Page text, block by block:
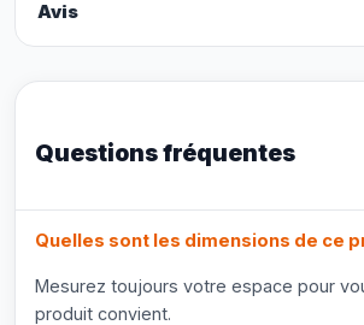
Avis
Questions fréquentes
Quelles sont les dimensions de ce
Mesurez toujours votre espace pour
produit convient.